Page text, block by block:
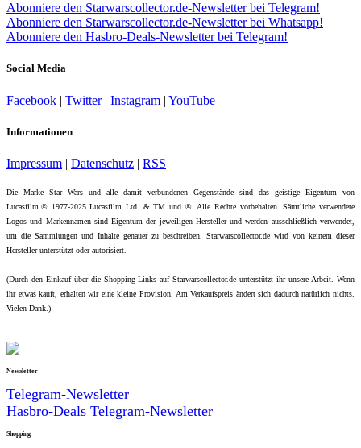
Abonniere den Starwarscollector.de-Newsletter bei Telegram!
Abonniere den Starwarscollector.de-Newsletter bei Whatsapp!
Abonniere den Hasbro-Deals-Newsletter bei Telegram!
Social Media
Facebook | Twitter| Instagram | YouTube
Informationen
Impressum | Datenschutz | RSS
Die Marke Star Wars und alle damit verbundenen Gegenstände sind das geistige Eigentum von
Lucasfilm.© 1977-2025 Lucasfilm Ltd. & TM und ®. Alle Rechte vorbehalten. Sämtliche verwendete
Logos und Markennamen sind Eigentum der jeweiligen Hersteller und werden ausschließlich verwendet,
um die Sammlungen und Inhalte genauer zu beschreiben. Starwarscollector.de wird von keinem dieser
Hersteller unterstützt oder autorisiert.
(Durch den Einkauf über die Shopping-Links auf Starwarscollector.de unterstützt ihr unsere Arbeit. Wenn
ihr etwas kauft, erhalten wir eine kleine Provision. Am Verkaufspreis ändert sich dadurch natürlich nichts.
Vielen Dank.)
Newsletter
Telegram-Newsletter
Hasbro-Deals Telegram-Newsletter
Shopping